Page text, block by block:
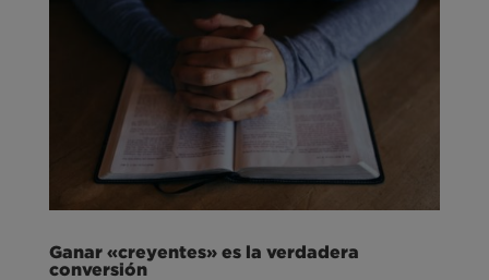
Ganar «creyentes» es la verdadera
conversión